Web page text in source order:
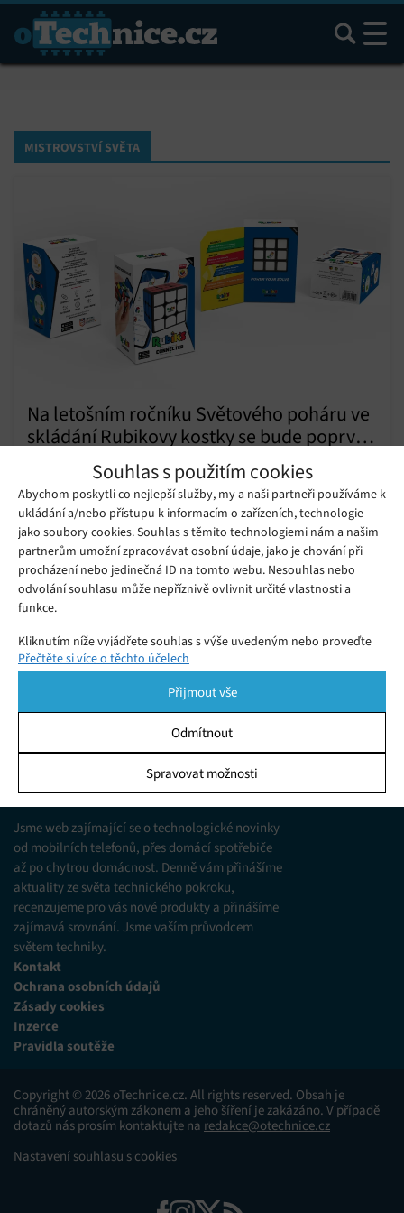
Souhlas s použitím cookies
Abychom poskytli co nejlepší služby, my a naši partneři používáme k
ukládání a/nebo přístupu k informacím o zařízeních, technologie
jako soubory cookies. Souhlas s těmito technologiemi nám a našim
partnerům umožní zpracovávat osobní údaje, jako je chování při
procházení nebo jedinečná ID na tomto webu. Nesouhlas nebo
odvolání souhlasu může nepříznivě ovlivnit určité vlastnosti a
funkce.
Kliknutím níže vyjádřete souhlas s výše uvedeným nebo proveďte
podrobnější rozhodnutí. Vaše volby budou použity pouze na tomto
pomocí přepínačů v Zásadách cookies nebo kliknutím na tlačítko
Spravovat souhlas ve spodní části obrazovky.
Ukládání a/nebo přístup k informacím v zařízení, Porozumění
publiku prostřednictvím statistik nebo kombinací údajů z
různých zdrojů.
Marketing
Ukládání a/nebo přístup k informacím v zařízení, Použití
omezených údajů k výběru reklam, Vytváření profilů pro
personalizovanou reklamu, Používání profilů k výběru
personalizované reklamy, Vytváření profilů pro
personalizovaný obsah, Používání profilů pro výběr
personalizovaného obsahu, Použití omezených údajů k výběru
obsahu.
Funkce
zařízení na základě automaticky přenášených
informací.
Zajištění bezpečnosti, předcházení a zjišťování
voleb ochrany osobních údajů.
Přečtěte si více o těchto účelech
Přijmout vše
Odmítnout
Spravovat možnosti
Hledat
MISTROVSTVÍ SVĚTA
Na letošním ročníku Světového poháru ve
skládání Rubikovy kostky se bude poprvé
v historii soutěžit s digitálními hlavolamy
Rubikova kostka je nejznámějším hlavolamem světa a již řadu
let se pořádají soutěže, v jejichž rámci jednotlivci bojují o
prvenství v rychlosti, s níž jsou schopni kostku složit.
Epic bude obměňovat fanoušky
Fortnite za sledování určitých videií na
YouTubu
Sobota 20. 07. 2019 Redakce
Jsme web zajímající se o technologické novinky
od mobilních telefonů, přes domácí spotřebiče
až po chytrou domácnost. Denně vám přinášíme
aktuality ze světa technického pokroku,
recenzujeme pro vás nové produkty a přinášíme
zajímavá srovnání. Jsme vaším průvodcem
světem techniky.
Kontakt
Ochrana osobních údajů
Zásady cookies
Inzerce
Pravidla soutěže
Copyright © 2026 oTechnice.cz. All rights reserved. Obsah je
chráněný autorským zákonem a jeho šíření je zakázáno. V případě
dotazů nás prosím kontaktujte na redakce@otechnice.cz
Nastavení souhlasu s cookies